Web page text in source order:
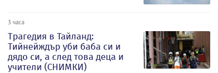
3 часа
Трагедия в Тайланд:
Тийнейждър уби баба си и
дядо си, а след това деца и
учители (СНИМКИ)